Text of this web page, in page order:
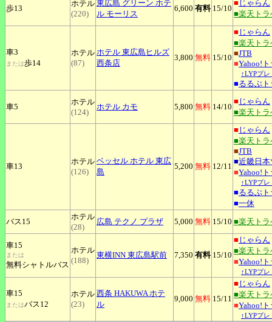
歩13
ホテル
(220)
東広島 グリーン ホテ
ル モーリス
6,600 有料 15/10
■ じゃらん
■楽天トラ
車3
または歩14
ホテル
(87)
ホテル 東広島ヒルズ
西条店
3,800 無料 15/10
■ じゃらん
■楽天トラ
■JTB
■Yahoo!
↑LYPプ
■るるぶ
車5
ホテル
(124)
ホテル カモ 5,800 無料 14/10
■ じゃらん
■楽天トラ
車13
ホテル
(126)
ベッセル ホテル 東広
島
5,200 無料 12/11
■ じゃらん
■楽天トラ
■JTB
■近畿日
■Yahoo!
↑LYPプ
■るるぶ
■一休
バス15
ホテル
(28)
広島 テクノ プラザ 5,000 無料 15/10 ■楽天トラ
車15
または
無料シャトルバス
ホテル
(188)
東横INN 東広島駅前 7,350 有料 15/10
■ じゃらん
■楽天トラ
■Yahoo!
↑LYPプ
車15
またはバス12
ホテル
(23)
西条 HAKUWA ホテ
ル
9,000 無料 15/11
■ じゃらん
■楽天トラ
■Yahoo!
↑LYPプ